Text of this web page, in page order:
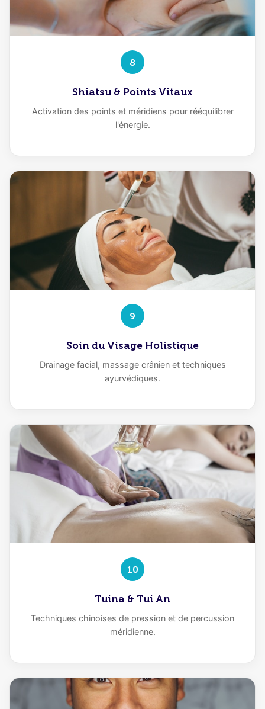
8
Shiatsu & Points Vitaux
Activation des points et méridiens pour rééquilibrer
l'énergie.
9
Soin du Visage Holistique
Drainage facial, massage crânien et techniques
ayurvédiques.
10
Tuina & Tui An
Techniques chinoises de pression et de percussion
méridienne.